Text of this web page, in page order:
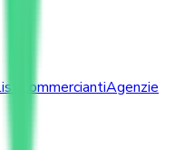
CommerciantiAgenzie